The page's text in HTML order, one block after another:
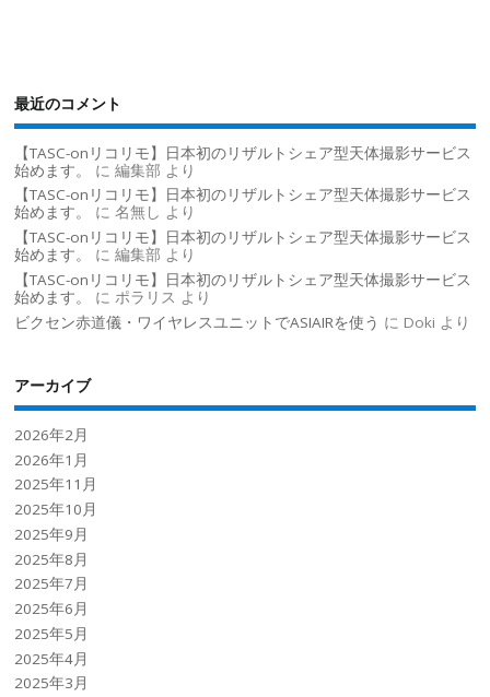
最近のコメント
【TASC-onリコリモ】日本初のリザルトシェア型天体撮影サービス
始めます。
に編集部 より
【TASC-onリコリモ】日本初のリザルトシェア型天体撮影サービス
始めます。
に名無し より
【TASC-onリコリモ】日本初のリザルトシェア型天体撮影サービス
始めます。
に編集部 より
【TASC-onリコリモ】日本初のリザルトシェア型天体撮影サービス
始めます。
にポラリス より
ビクセン赤道儀・ワイヤレスユニットでASIAIRを使う に Doki より
アーカイブ
2026年2月
2026年1月
2025年11月
2025年10月
2025年9月
2025年8月
2025年7月
2025年6月
2025年5月
2025年4月
2025年3月